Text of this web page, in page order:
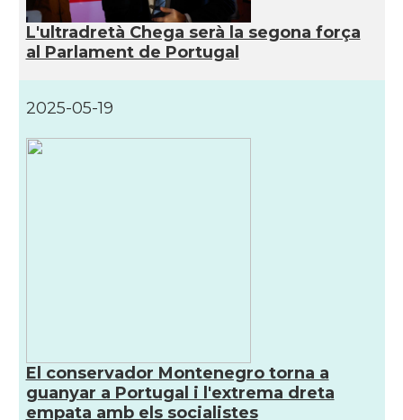
L'ultradretà Chega serà la segona força
al Parlament de Portugal
2025-05-19
El conservador Montenegro torna a
guanyar a Portugal i l'extrema dreta
empata amb els socialistes